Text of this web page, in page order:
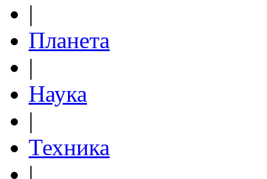
|
Планета
|
Наука
|
Техника